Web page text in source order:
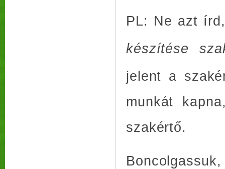
PL: Ne azt
készítése
jelent a
munkát
szakértő.